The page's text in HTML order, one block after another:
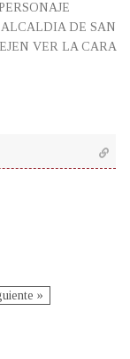
DE SAN
VER LA CARA
»